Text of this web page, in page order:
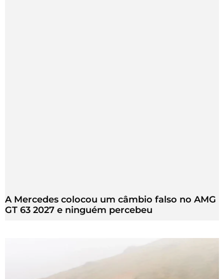
A Mercedes colocou um câmbio falso no AMG
GT 63 2027 e ninguém percebeu